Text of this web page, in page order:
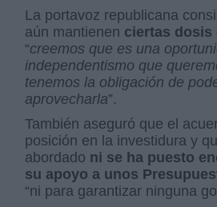
La portavoz republicana
aún mantienen ciertas dosis
“creemos que es una
independentismo que
tenemos la obligación de
aprovecharla”.
También aseguró que el
posición en la investidura y
abordado ni se ha puesto
su apoyo a unos
“ni para garantizar ninguna